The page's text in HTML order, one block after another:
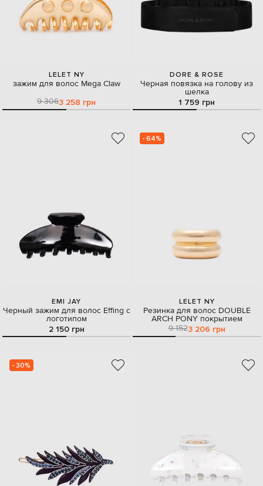
LELET NY
зажим для волос Mega Claw
9 3063 258 грн
DORE & ROSE
Черная повязка на голову из
шелка
1 759 грн
EMI JAY
Черный зажим для волос Effing с
логотипом
2 150 грн
- 64%
LELET NY
Резинка для волос DOUBLE
ARCH PONY покрытием
9 1523 206 грн
- 30%